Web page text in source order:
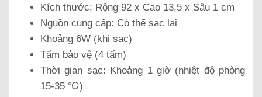
Kích thước: Rộng 92 x Cao 13,5 x Sâu 1 cm
Nguồn cung cấp: Có thể sạc lại
Khoảng 6W (khi sạc)
Tấm bảo vệ (4 tấm)
Thời gian sạc: Khoảng 1 giờ (nhiệt độ phòng
15-35 ℃)